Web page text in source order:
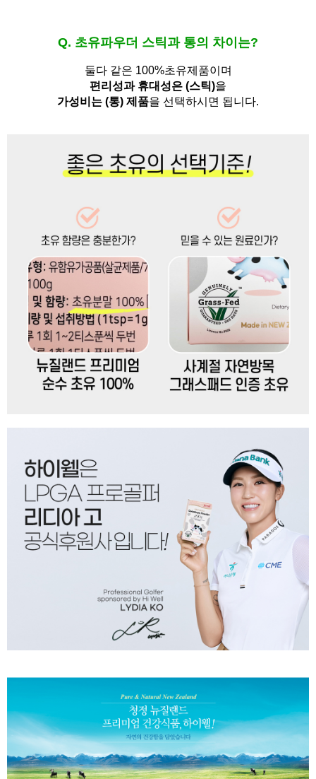
Q. 초유파우더 스틱과 통의 차이는?
둘다 같은 100%초유제품이며
편리성과 휴대성은 (스틱)을
가성비는 (통) 제품을 선택하시면 됩니다.